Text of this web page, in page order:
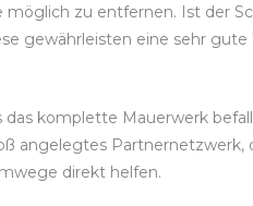
möglich zu entfernen. Ist der
gewährleisten eine sehr
komplette Mauerwerk
angelegtes
direkt helfen.